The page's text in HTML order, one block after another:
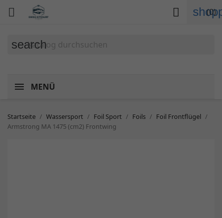
 (0)

search
MENÜ
Startseite Wassersport Foil Sport Foils
Foil Frontflügel
Armstrong MA 1475 (cm2) Frontwing